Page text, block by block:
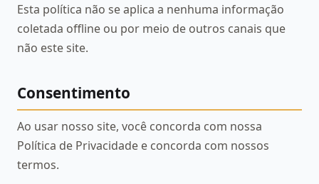
Esta política não se aplica a nenhuma informação
coletada offline ou por meio de outros canais que
não este site.
Consentimento
Ao usar nosso site, você concorda com nossa
Política de Privacidade e concorda com nossos
termos.